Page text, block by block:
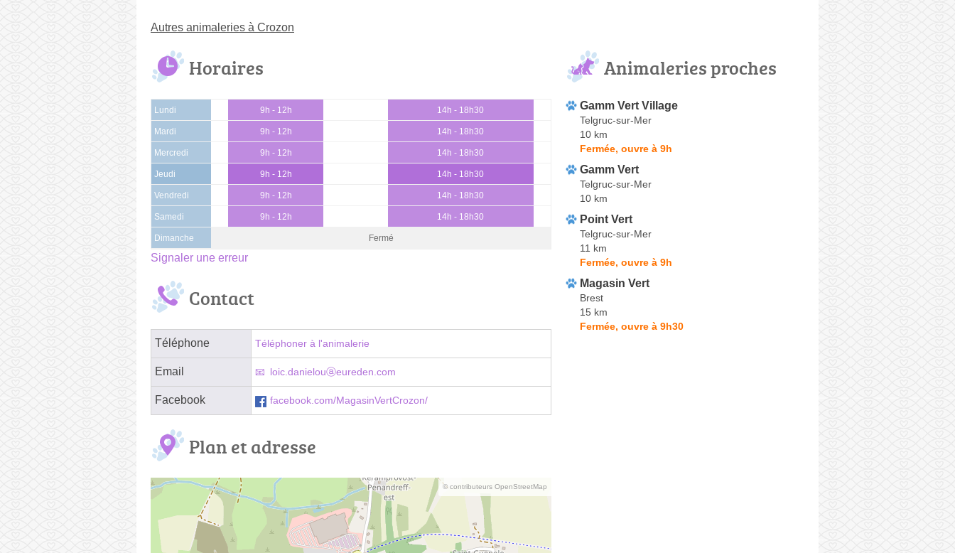
Autres animaleries à Crozon
Horaires
Lundi 9h - 12h 14h - 18h30
Mardi 9h - 12h 14h - 18h30
Mercredi 9h - 12h 14h - 18h30
Jeudi 9h - 12h 14h - 18h30
Vendredi 9h - 12h 14h - 18h30
Samedi 9h - 12h 14h - 18h30
Dimanche Fermé
Signaler une erreur
Contact
Téléphone Téléphoner à l'animalerie
Email loic.danielouⓐeureden.com
Facebook facebook.com/MagasinVertCrozon/
Plan et adresse
© contributeurs OpenStreetMap
Animaleries proches
Gamm Vert Village
Telgruc-sur-Mer
10 km
Fermée, ouvre à 9h
Gamm Vert
Telgruc-sur-Mer
10 km
Point Vert
Telgruc-sur-Mer
11 km
Fermée, ouvre à 9h
Magasin Vert
Brest
15 km
Fermée, ouvre à 9h30